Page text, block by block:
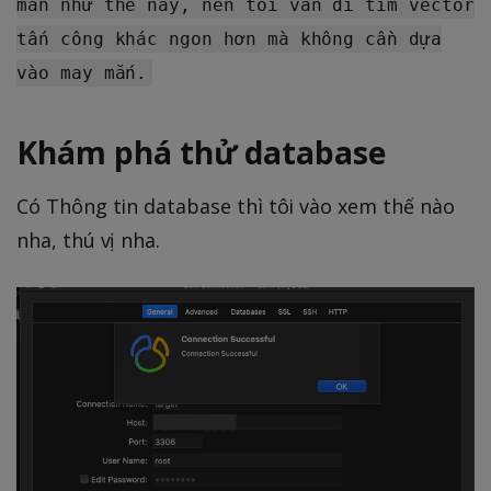
mắn như thế này, nên tôi vẫn đi tìm vector
tấn công khác ngon hơn mà không cần dựa
vào may mắn.
Khám phá thử database
Có Thông tin database thì tôi vào xem thế nào
nha, thú vị nha.